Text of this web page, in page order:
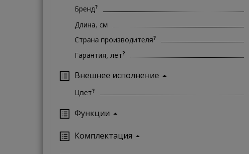
Бренд?
Длина, см
Страна производителя?
Гарантия, лет?
Внешнее исполнение
Цвет?
Функции
Комплектация